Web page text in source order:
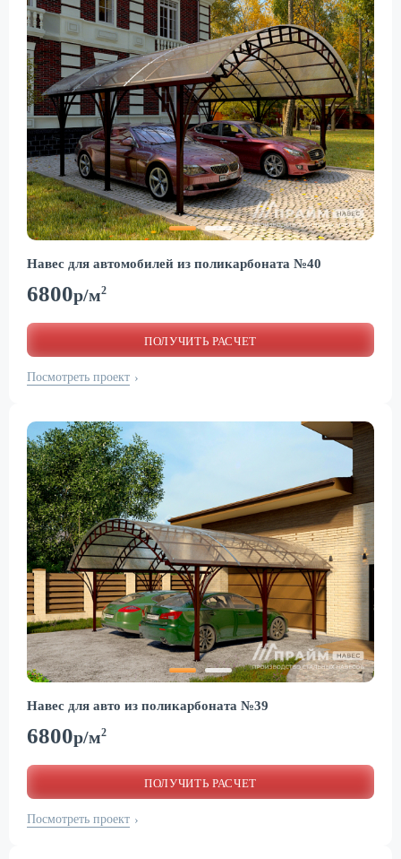
Навес для автомобилей из поликарбоната №40
6800р/м2
ПОЛУЧИТЬ РАСЧЕТ
Посмотреть проект ›
Навес для авто из поликарбоната №39
6800р/м2
ПОЛУЧИТЬ РАСЧЕТ
Посмотреть проект ›